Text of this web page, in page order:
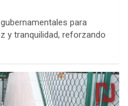
para
y tranquilidad, reforzando